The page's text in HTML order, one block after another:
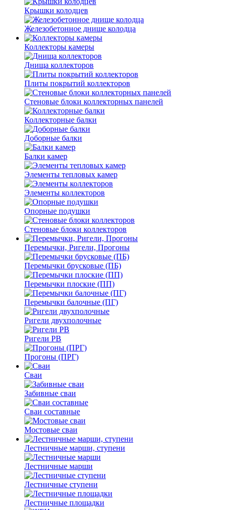
Крышки колодцев
Железобетонное днище колодца
Коллекторы камеры
Днища коллекторов
Плиты покрытий коллекторов
Стеновые блоки коллекторных панелей
Коллекторные балки
Доборные балки
Балки камер
Элементы тепловых камер
Элементы коллекторов
Опорные подушки
Стеновые блоки коллекторов
Перемычки, Ригели, Прогоны
Перемычки брусковые (ПБ)
Перемычки плоские (ПП)
Перемычки балочные (ПГ)
Ригели двухполочные
Ригели РВ
Прогоны (ПРГ)
Сваи
Забивные сваи
Сваи составные
Мостовые сваи
Лестничные марши, ступени
Лестничные марши
Лестничные ступени
Лестничные площадки